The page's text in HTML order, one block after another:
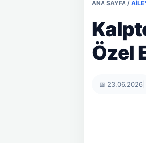
ANA SAYFA /
Özel
📅 23.06.2026